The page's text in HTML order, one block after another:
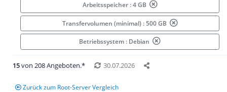
Arbeitsspeicher : 4 GB
Transfervolumen (minimal) : 500 GB
Betriebssystem : Debian
15von 208 Angeboten.* 30.07.2026
Zurück zum Root-Server Vergleich